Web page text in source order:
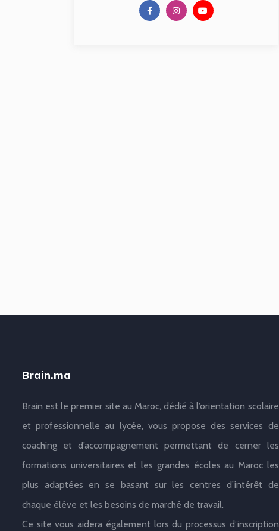
Brain.ma
Brain est le premier site au Maroc, dédié à l’orientation scolaire
et professionnelle au lycée, vous propose des services de
coaching et d’accompagnement permettant de cerner les
formations universitaires et les grandes écoles au Maroc les
plus adaptées en se basant sur les centres d’intérêt de
chaque élève et les besoins de marché de travail.
Ce site vous aidera également lors du processus d’inscription